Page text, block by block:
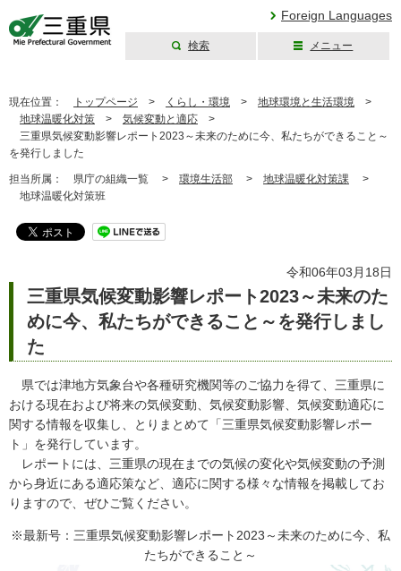
Foreign Languages
検索 メニュー
現在位置： トップページ > くらし・環境 > 地球環境と生活環境 >
地球温暖化対策 > 気候変動と適応 >
三重県気候変動影響レポート2023～未来のために今、私たちができること～
を発行しました
担当所属： 県庁の組織一覧 > 環境生活部 > 地球温暖化対策課 >
地球温暖化対策班
令和06年03月18日
三重県気候変動影響レポート2023～未来のた
めに今、私たちができること～を発行しまし
た
県では津地方気象台や各種研究機関等のご協力を得て、三重県に
おける現在および将来の気候変動、気候変動影響、気候変動適応に
関する情報を収集し、とりまとめて「三重県気候変動影響レポー
ト」を発行しています。
レポートには、三重県の現在までの気候の変化や気候変動の予測
から身近にある適応策など、適応に関する様々な情報を掲載してお
りますので、ぜひご覧ください。
※最新号：三重県気候変動影響レポート2023～未来のために今、私
たちができること～